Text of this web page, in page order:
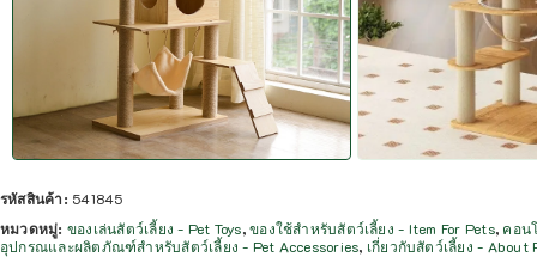
รหัสสินค้า: 541845
หมวดหมู่: ของเล่นสัตว์เลี้ยง - Pet Toys,ของใช้สำหรับสัตว์เลี้ยง - Item For Pets, คอน
อุปกรณและผลิตภัณฑ์สำหรับสัตว์เลี้ยง - Pet Accessories, เกี่ยวกับสัตว์เลี้ยง - About